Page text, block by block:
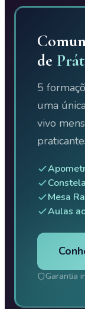
de
5
uma
vivo
Mesa
Aulas
Garantia